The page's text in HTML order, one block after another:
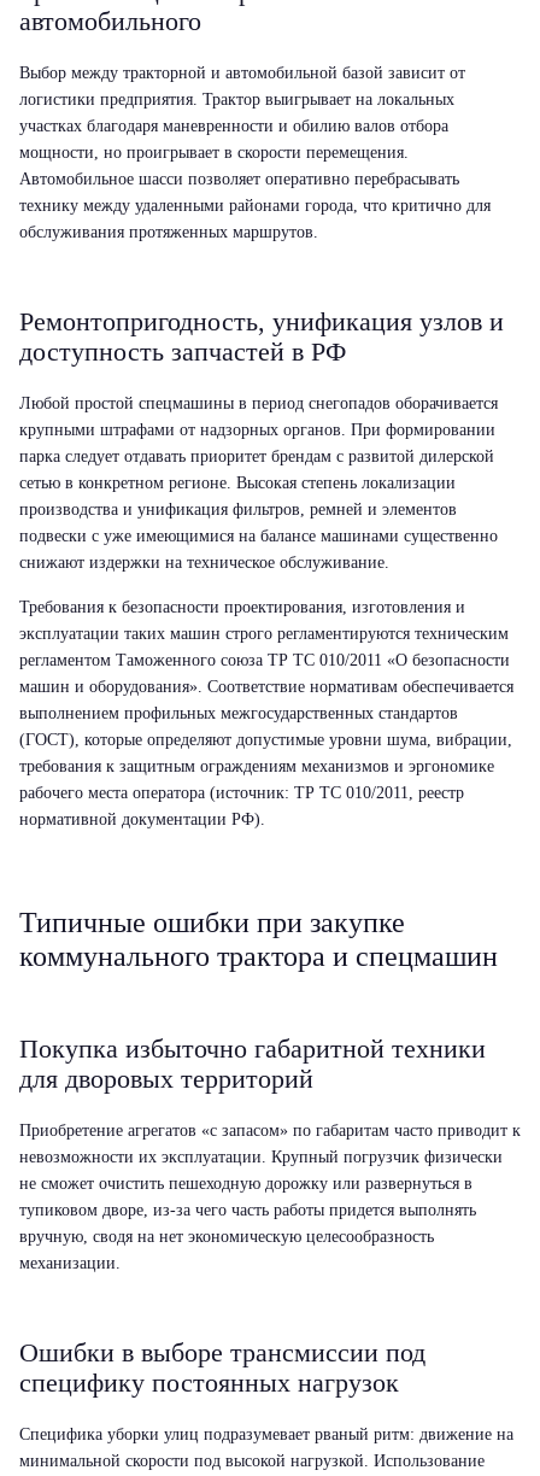
автомобильного
Выбор между тракторной и автомобильной базой зависит от
логистики предприятия. Трактор выигрывает на локальных
участках благодаря маневренности и обилию валов отбора
мощности, но проигрывает в скорости перемещения.
Автомобильное шасси позволяет оперативно перебрасывать
технику между удаленными районами города, что критично для
обслуживания протяженных маршрутов.
Ремонтопригодность, унификация узлов и
доступность запчастей в РФ
Любой простой спецмашины в период снегопадов оборачивается
крупными штрафами от надзорных органов. При формировании
парка следует отдавать приоритет брендам с развитой дилерской
сетью в конкретном регионе. Высокая степень локализации
производства и унификация фильтров, ремней и элементов
подвески с уже имеющимися на балансе машинами существенно
снижают издержки на техническое обслуживание.
Требования к безопасности проектирования, изготовления и
эксплуатации таких машин строго регламентируются техническим
регламентом Таможенного союза ТР ТС 010/2011 «О безопасности
машин и оборудования». Соответствие нормативам обеспечивается
выполнением профильных межгосударственных стандартов
(ГОСТ), которые определяют допустимые уровни шума, вибрации,
требования к защитным ограждениям механизмов и эргономике
рабочего места оператора (источник: ТР ТС 010/2011, реестр
нормативной документации РФ).
Типичные ошибки при закупке
коммунального трактора и спецмашин
Покупка избыточно габаритной техники
для дворовых территорий
Приобретение агрегатов «с запасом» по габаритам часто приводит к
невозможности их эксплуатации. Крупный погрузчик физически
не сможет очистить пешеходную дорожку или развернуться в
тупиковом дворе, из-за чего часть работы придется выполнять
вручную, сводя на нет экономическую целесообразность
механизации.
Ошибки в выборе трансмиссии под
специфику постоянных нагрузок
Специфика уборки улиц подразумевает рваный ритм: движение на
минимальной скорости под высокой нагрузкой. Использование